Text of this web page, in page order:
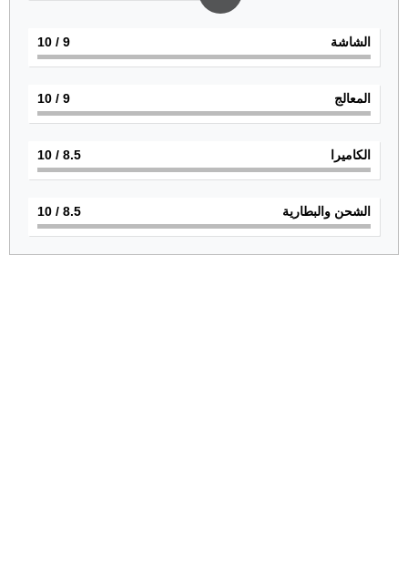
الشاشة 9
/ 10
المعالج 9
/ 10
الكاميرا 8.5
/ 10
الشحن والبطارية 8.5
/ 10